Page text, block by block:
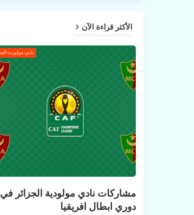
الأكثر قراءة الآن
مشاركات نادي مولودية الجزائر في
دوري ابطال افريقيا